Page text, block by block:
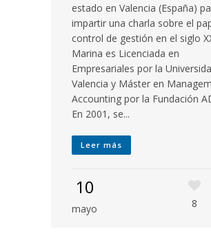
estado en Valencia (España)
impartir una charla sobre el
control de gestión en el siglo
Marina es Licenciada en
Empresariales por la
Valencia y Máster en
Accounting por la Fundación
En 2001, se...
Leer más
10
mayo 8